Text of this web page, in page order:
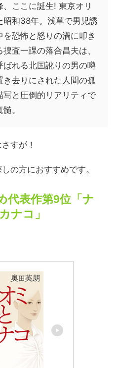
ここに誕生! 東京オリ
昭和38年。浅草で男児誘
恐怖と怒りの渦に叩き
査一課の落合昌夫は、
れる北国訛りの男の噂
去りにされた人間の孤
と圧倒的リアリティで
。
すが！
の方におすすめです。
代表作第9位「ナ
ナコ」